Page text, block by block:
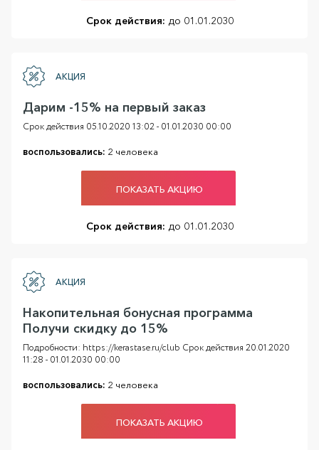
Срок действия: до 01.01.2030
АКЦИЯ
Дарим -15% на первый заказ
Срок действия 05.10.2020 13:02 - 01.01.2030 00:00
воспользовались: 2 человека
ПОКАЗАТЬ АКЦИЮ
Срок действия: до 01.01.2030
АКЦИЯ
Накопительная бонусная программа
Получи скидку до 15%
Подробности: https://kerastase.ru/club Срок действия 20.01.2020
11:28 - 01.01.2030 00:00
воспользовались: 2 человека
ПОКАЗАТЬ АКЦИЮ